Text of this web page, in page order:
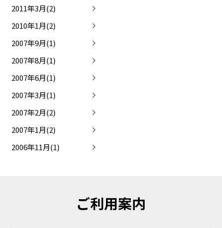
2011年3月(2)
2010年1月(2)
2007年9月(1)
2007年8月(1)
2007年6月(1)
2007年3月(1)
2007年2月(2)
2007年1月(2)
2006年11月(1)
ご利用案内